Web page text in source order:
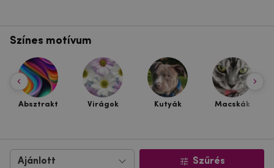
Színes motívum
Absztrakt Virágok Kutyák Macskák
Szűrés